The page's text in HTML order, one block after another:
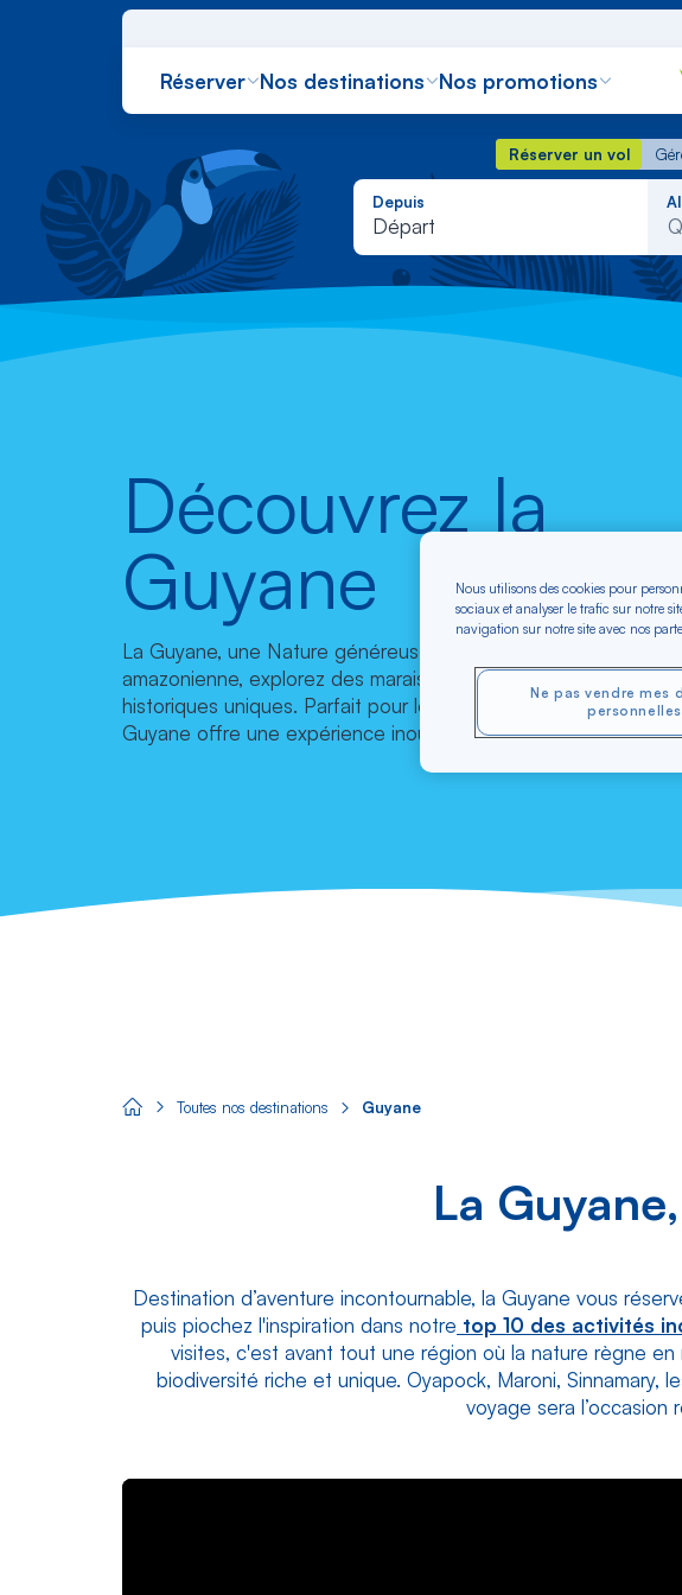
Réserver Nos destinations Nos promotions
Réserver un vol
Réserver un vol
Depuis
Départ
liste
Découvrez la
Guyane
La Guyane, une Nature généreuse ! Aventurez-vous dans la
amazonienne, explorez des marais riches en faune et flore, et
historiques uniques. Parfait pour les amoureux de la nature et
Guyane offre une expérience inoubliable et authentique.
Aircaraibes.comToutes nos destinations Guyane
La
Destination d’aventure incontournable, la Guyane vous
puis piochez l'inspiration dans notre top 10 des activités
visites, c'est avant tout une région où la nature règne
biodiversité riche et unique. Oyapock, Maroni, Sinnamary,
voyage sera
Nous utilisons des cookies pour
sociaux et analyser le trafic sur notre
navigation sur notre site avec nos
Ne pas vendre mes
personnelles